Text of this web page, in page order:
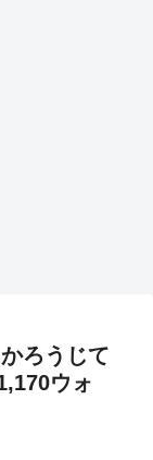
ろうじて
ウォ